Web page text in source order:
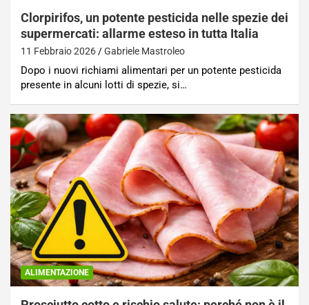
Clorpirifos, un potente pesticida nelle spezie dei
supermercati: allarme esteso in tutta Italia
11 Febbraio 2026 Gabriele Mastroleo
Dopo i nuovi richiami alimentari per un potente pesticida
presente in alcuni lotti di spezie, si…
ALIMENTAZIONE